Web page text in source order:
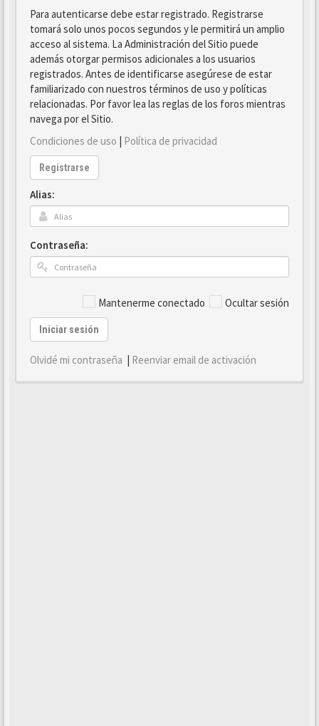
Para autenticarse debe estar registrado. Registrarse
tomará solo unos pocos segundos y le permitirá un amplio
acceso al sistema. La Administración del Sitio puede
además otorgar permisos adicionales a los usuarios
registrados. Antes de identificarse asegúrese de estar
familiarizado con nuestros términos de uso y políticas
relacionadas. Por favor lea las reglas de los foros mientras
navega por el Sitio.
Condiciones de uso | Política de privacidad
Registrarse
Alias:
Contraseña:
Mantenerme conectado Ocultar sesión
Iniciar sesión
Olvidé mi contraseña | Reenviar email de activación